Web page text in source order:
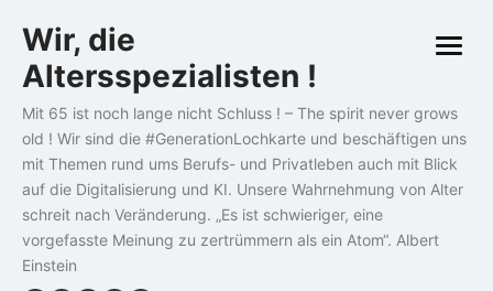
to
content
Wir, die
Altersspezialisten !
Mit 65 ist noch lange nicht Schluss ! – The spirit never grows
old ! Wir sind die #GenerationLochkarte und beschäftigen uns
mit Themen rund ums Berufs- und Privatleben auch mit Blick
auf die Digitalisierung und KI. Unsere Wahrnehmung von Alter
schreit nach Veränderung. „Es ist schwieriger, eine
vorgefasste Meinung zu zertrümmern als ein Atom“. Albert
Einstein
open